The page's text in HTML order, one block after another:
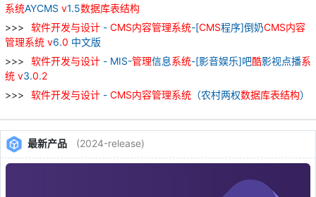
系统AYCMS v1.5数据库表结构
软件开发与设计 - CMS内容管理系统-[CMS程序]倒奶CMS内容
管理系统 v6.0 中文版
软件开发与设计 - MIS-管理信息系统-[影音娱乐]吧酷影视点播系
统 v3.0.2
软件开发与设计 - CMS内容管理系统 （农村两权数据库表结构）
最新产品 (2024-release)